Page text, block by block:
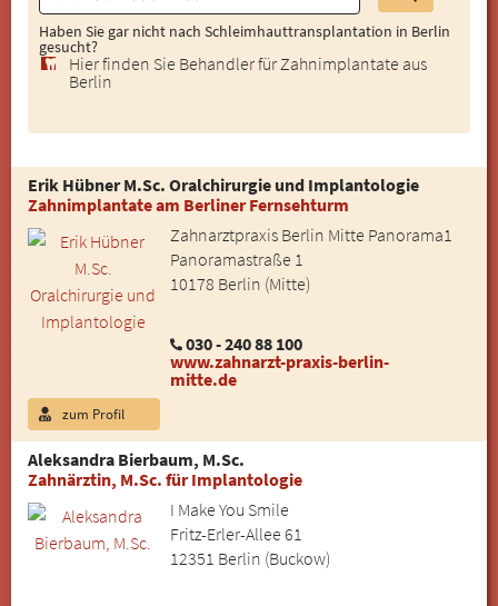
Haben Sie gar nicht nach Schleimhauttransplantation in Berlin
gesucht?
Hier finden Sie Behandler für Zahnimplantate aus
Berlin
Erik Hübner M.Sc. Oralchirurgie und Implantologie
Zahnimplantate am Berliner Fernsehturm
Zahnarztpraxis Berlin Mitte Panorama1
Panoramastraße 1
10178 Berlin (Mitte)
030 - 240 88 100
www.zahnarzt-praxis-berlin-
mitte.de
zum Profil
Aleksandra Bierbaum, M.Sc.
Zahnärztin, M.Sc. für Implantologie
I Make You Smile
Fritz-Erler-Allee 61
12351 Berlin (Buckow)